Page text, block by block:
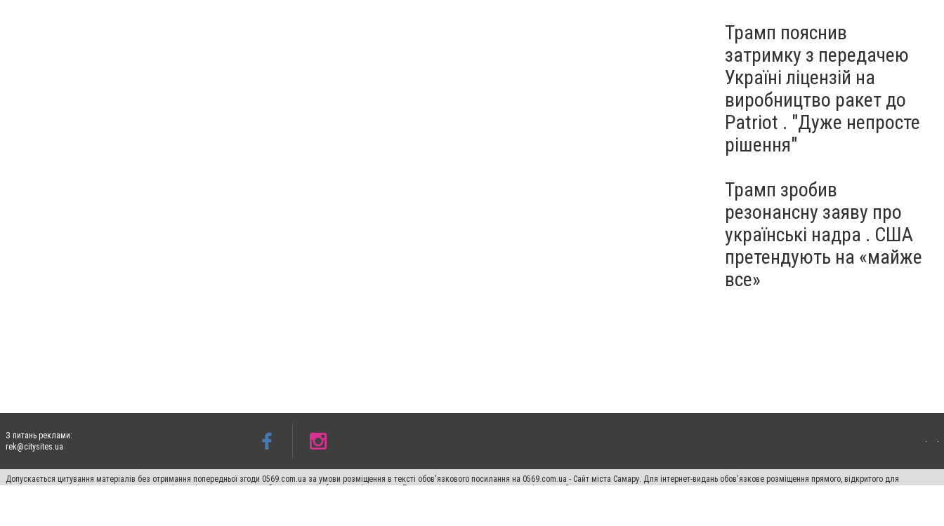
Трамп пояснив
затримку з передачею
Україні ліцензій на
виробництво ракет до
Patriot . "Дуже непросте
рішення"
Трамп зробив
резонансну заяву про
українські надра . США
претендують на «майже
все»
З питань реклами:
rek@citysites.ua
Допускається цитування матеріалів без отримання попередньої згоди 0569.com.ua за умови розміщення в тексті обов'язкового посилання на 0569.com.ua - Сайт міста Самару. Для інтернет-видань обов'язкове розміщення прямого, відкритого для
пошукових систем гіперпосилання на цитовані статті не нижче другого абзацу в тексті або в якості джерела. Порушення виняткових прав переслідується Законом.